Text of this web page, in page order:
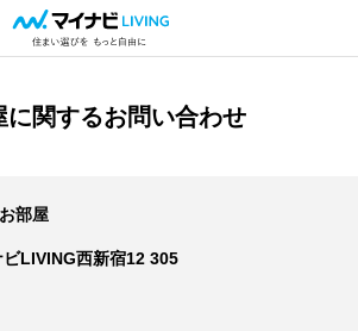
に関するお問い合わせ
部屋
ビLIVING西新宿12 305